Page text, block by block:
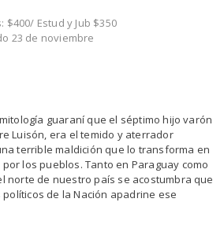
Estud y Jub $350
23 de noviembre
guaraní que el séptimo hijo varón
Luisón, era el temido y aterrador
terrible maldición que lo transforma en
los pueblos. Tanto en Paraguay como
norte de nuestro país se acostumbra que
de la Nación apadrine ese